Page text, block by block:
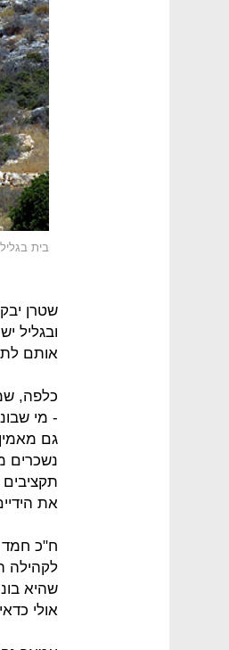
בית
שטרן
ובגליל
אותם
כלפה,
- מי
גם
נשכרים
את
ח"כ חמד
לקהילה
שהיא
אולי